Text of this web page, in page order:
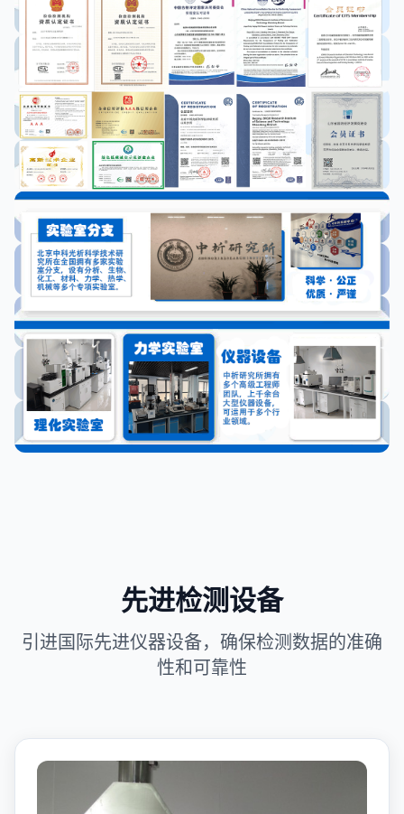
先进检测设备
引进国际先进仪器设备，确保检测数据的准确
性和可靠性